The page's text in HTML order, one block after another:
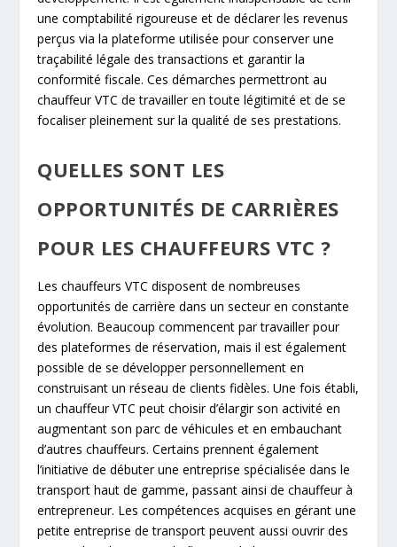
une comptabilité rigoureuse et de déclarer les revenus
perçus via la plateforme utilisée pour conserver une
traçabilité légale des transactions et garantir la
conformité fiscale. Ces démarches permettront au
chauffeur VTC de travailler en toute légitimité et de se
focaliser pleinement sur la qualité de ses prestations.
QUELLES SONT LES
OPPORTUNITÉS DE CARRIÈRES
POUR LES CHAUFFEURS VTC ?
Les chauffeurs VTC disposent de nombreuses
opportunités de carrière dans un secteur en constante
évolution. Beaucoup commencent par travailler pour
des plateformes de réservation, mais il est également
possible de se développer personnellement en
construisant un réseau de clients fidèles. Une fois établi,
un chauffeur VTC peut choisir d’élargir son activité en
augmentant son parc de véhicules et en embauchant
d’autres chauffeurs. Certains prennent également
l’initiative de débuter une entreprise spécialisée dans le
transport haut de gamme, passant ainsi de chauffeur à
entrepreneur. Les compétences acquises en gérant une
petite entreprise de transport peuvent aussi ouvrir des